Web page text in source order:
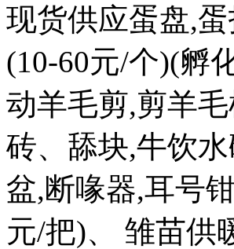
现货供应蛋盘,
(10-60元/个)(孵
动羊毛剪,剪羊
砖、舔块,牛饮
盆,断喙器,耳号
元/把)、 雏苗供